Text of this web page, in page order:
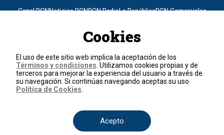
Canal RCNNoticias RCNRCN RadioLa RepúblicaRCN Comerciales
Un producto de RCN Televisión
Contáctenos
Teléfono+57 (601) 426 92 92
Términos y condiciones
© 2026, RCN Medios.
Cookies
El uso de este sitio web implica la aceptación de los
Términos y condiciones . Utilizamos cookies propias y de
terceros para mejorar la experiencia del usuario a través de
su navegación. Si continúas navegando aceptas su uso.
Política de Cookies
Acepto